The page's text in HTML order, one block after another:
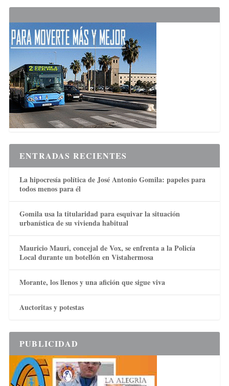
ENTRADAS RECIENTES
La hipocresía política de José Antonio Gomila: papeles para
todos menos para él
Gomila usa la titularidad para esquivar la situación
urbanística de su vivienda habitual
Mauricio Mauri, concejal de Vox, se enfrenta a la Policía
Local durante un botellón en Vistahermosa
Morante, los llenos y una afición que sigue viva
Auctoritas y potestas
PUBLICIDAD